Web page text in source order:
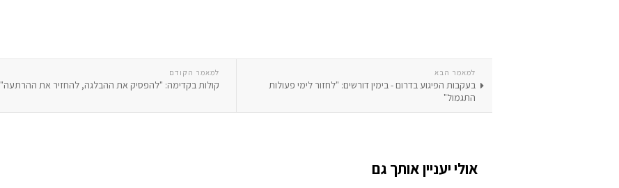
למאמר הקודם
קולות בקדימה: "להפסיק את ההבלגה, להחזיר את ההרתעה"
למאמר הבא
בעקבות הפיגוע בדרום - בימין דורשים: "לחזור לימי פעולות
התגמול"
אולי יעניין אותך גם